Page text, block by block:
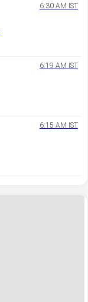
6:30 AM IST
6:19 AM IST
6:15 AM IST